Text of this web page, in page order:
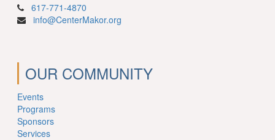
617-771-4870
info@CenterMakor.org
OUR COMMUNITY
Events
Programs
Sponsors
Services